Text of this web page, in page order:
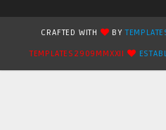
CRAFTED WITH BY
TEMPLATES2909MMXXII